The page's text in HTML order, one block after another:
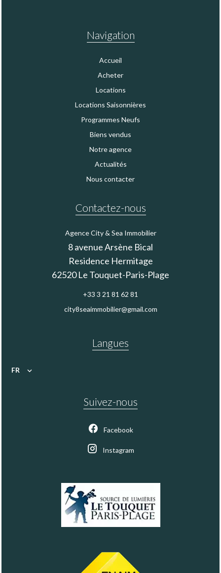
Navigation
Accueil
Acheter
Locations
Locations Saisonnières
Programmes Neufs
Biens vendus
Notre agence
Actualités
Nous contacter
Contactez-nous
Agence City & Sea Immobilier
8 avenue Arsène Bical
Residence Hermitage
62520Le Touquet-Paris-Plage
+33 3 21 81 62 81
city8seaimmobilier@gmail.com
Langues
FR
Suivez-nous
Facebook
Instagram